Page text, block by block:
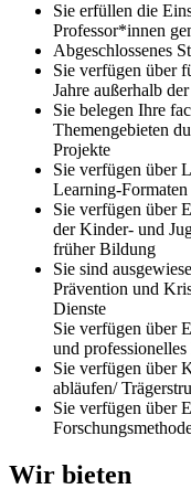
Sie erfüllen die
Professor*innen
Abgeschlossenes
Sie verfügen über
Jahre außerhalb
Sie belegen Ihre
Themengebieten
Projekte
Sie verfügen über
Learning-Formaten
Sie verfügen über
der Kinder- und
früher Bildung
Sie sind
Prävention und
Dienste
Sie verfügen über
und
Sie verfügen über
abläufen/
Sie verfügen über
Wir bieten